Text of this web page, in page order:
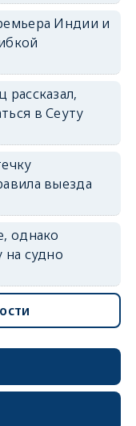
Индии и
в Сеуту
выезда
однако
на судно